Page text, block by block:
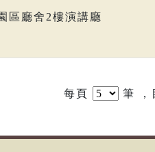
區廳舍2樓演講廳
每頁 筆 ，